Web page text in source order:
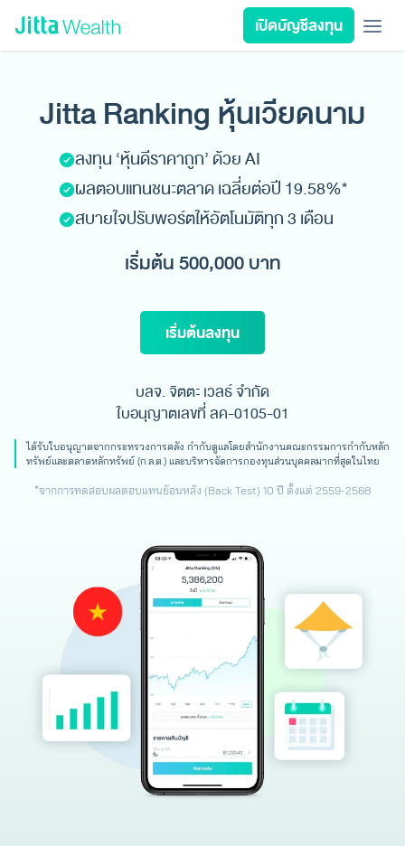
เปิดบัญชีลงทุน
ลงทุนตามเป้าหมาย
นโยบายลงทุน
รีวิวพอร์ต
วางแผนการเงิน
Jitta Ranking หุ้นเวียดนาม
ลงทุน ‘หุ้นดีราคาถูก’ ด้วย AI
ผลตอบแทนชนะตลาด เฉลี่ยต่อปี 19.58%*
สบายใจปรับพอร์ตให้อัตโนมัติทุก 3 เดือน
เริ่มต้น 500,000 บาท
เริ่มต้นลงทุน
บลจ. จิตตะ เวลธ์ จำกัด
ใบอนุญาตเลขที่ ลค-0105-01
ได้รับใบอนุญาตจากกระทรวงการคลัง กำกับดูแลโดยสำนักงานคณะกรรมการกำกับหลัก
ทรัพย์และตลาดหลักทรัพย์ (ก.ล.ต.) และบริหารจัดการกองทุนส่วนบุคคลมากที่สุดในไทย
*จากการทดสอบผลตอบแทนย้อนหลัง (Back Test) 10 ปี ตั้งแต่ 2559-2568